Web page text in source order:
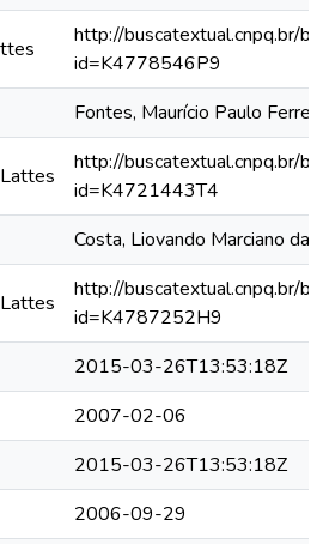
http://buscatextual.cnpq.br/
id=K4778546P9
Fontes, Maurício Paulo
http://buscatextual.cnpq.br/
id=K4721443T4
Costa, Liovando Marciano da
http://buscatextual.cnpq.br/
id=K4787252H9
2015-03-26T13:53:18Z
2007-02-06
2015-03-26T13:53:18Z
2006-09-29